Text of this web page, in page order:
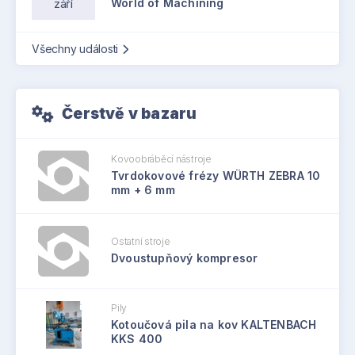
září World of Machining
Všechny události
Čerstvě v bazaru
Kovoobráběcí nástroje
Tvrdokovové frézy WÜRTH ZEBRA 10
mm + 6 mm
Ostatní stroje
Dvoustupňový kompresor
Pily
Kotoučová pila na kov KALTENBACH
KKS 400